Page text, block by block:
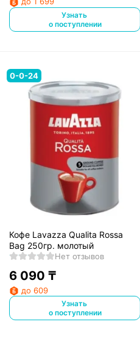
Узнать
о поступлении
0-0-24
Кофе Lavazza Qualita Rossa
Bag 250гр. молотый
Нет отзывов
6 090 ₸
до 609
Узнать
о поступлении